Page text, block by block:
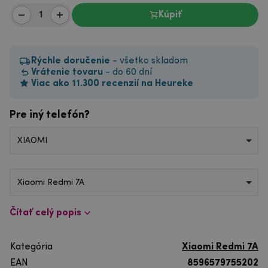
Kúpiť
Rýchle doručenie - všetko skladom
Vrátenie tovaru - do 60 dní
Viac ako 11.300 recenzií na Heureke
Pre iný telefón?
XIAOMI
Xiaomi Redmi 7A
Čítať celý popis
Kategória
Xiaomi Redmi 7A
EAN
8596579755202